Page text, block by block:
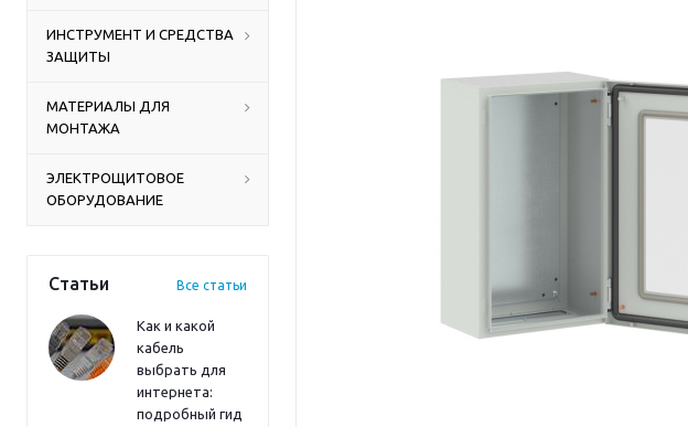
ИНСТРУМЕНТ И СРЕДСТВА
ЗАЩИТЫ
МАТЕРИАЛЫ ДЛЯ
МОНТАЖА
ЭЛЕКТРОЩИТОВОЕ
ОБОРУДОВАНИЕ
Статьи Все статьи
Как и какой
кабель
выбрать для
интернета:
подробный гид